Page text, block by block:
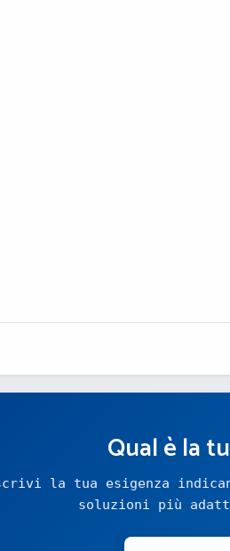
Qual è la
la tua esigenza
soluzioni più